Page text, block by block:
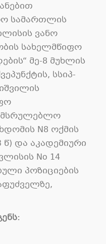
სამართლის
ვანო
სახელმწიფო
მე-8 მუხლის
სსიპ-
N8 ოქმის
წ) და აკადემიური
No 14
პოზიციების